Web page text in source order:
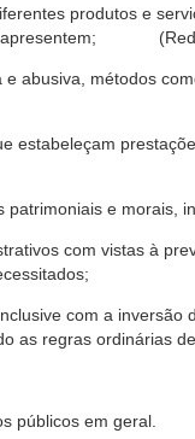
produtos e
apresentem;
abusiva, métodos
estabeleçam
e morais,
com vistas à
com a
as regras ordinárias
públicos em geral.